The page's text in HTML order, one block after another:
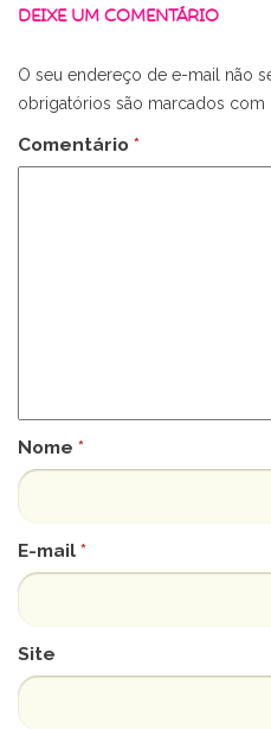
DEIXE UM COMENTÁRIO
O seu endereço de e-mail não
obrigatórios são marcados com
Comentário *
Nome *
E-mail *
Site